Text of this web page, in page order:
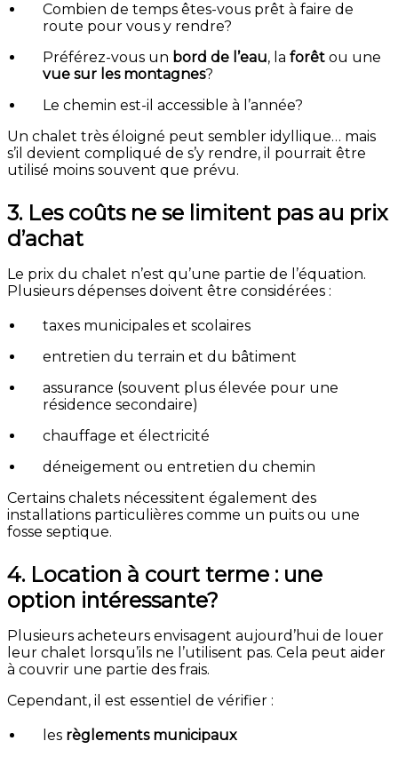
Combien de temps êtes-vous prêt à faire de
route pour vous y rendre?
Préférez-vous un bord de l’eau, la forêt ou une
vue sur les montagnes?
Le chemin est-il accessible à l’année?
Un chalet très éloigné peut sembler idyllique… mais
s’il devient compliqué de s’y rendre, il pourrait être
utilisé moins souvent que prévu.
3. Les coûts ne se limitent pas au prix
d’achat
Le prix du chalet n’est qu’une partie de l’équation.
Plusieurs dépenses doivent être considérées :
taxes municipales et scolaires
entretien du terrain et du bâtiment
assurance (souvent plus élevée pour une
résidence secondaire)
chauffage et électricité
déneigement ou entretien du chemin
Certains chalets nécessitent également des
installations particulières comme un puits ou une
fosse septique.
4. Location à court terme : une
option intéressante?
Plusieurs acheteurs envisagent aujourd’hui de louer
leur chalet lorsqu’ils ne l’utilisent pas. Cela peut aider
à couvrir une partie des frais.
Cependant, il est essentiel de vérifier :
les règlements municipaux